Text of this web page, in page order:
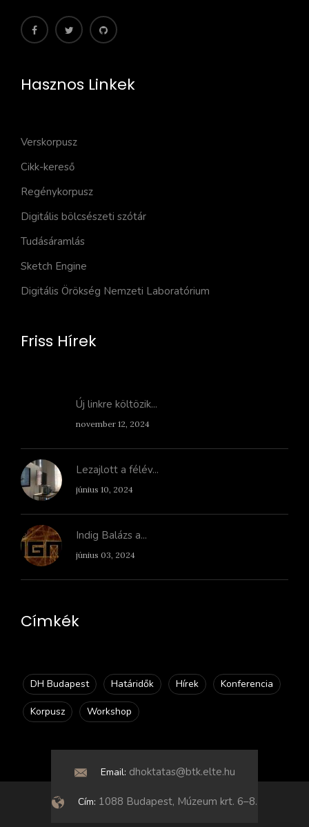
Hasznos Linkek
Verskorpusz
Cikk-kereső
Regénykorpusz
Digitális bölcsészeti szótár
Tudásáramlás
Sketch Engine
Digitális Örökség Nemzeti Laboratórium
Friss Hírek
Új linkre költözik...
november 12, 2024
Lezajlott a félév...
június 10, 2024
Indig Balázs a...
június 03, 2024
Címkék
DH Budapest Határidők Hírek Konferencia
Korpusz Workshop
Email: dhoktatas@btk.elte.hu
Cím: 1088 Budapest, Múzeum krt. 6–8.